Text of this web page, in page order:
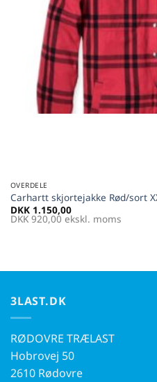
OVERDELE
Carhartt skjortejakke Rød/sort
DKK 1.150,00
DKK 920,00 ekskl. moms
3LAST.DK
RØDOVRE TRÆLAST
Hobrovej 50
2610 Rødovre